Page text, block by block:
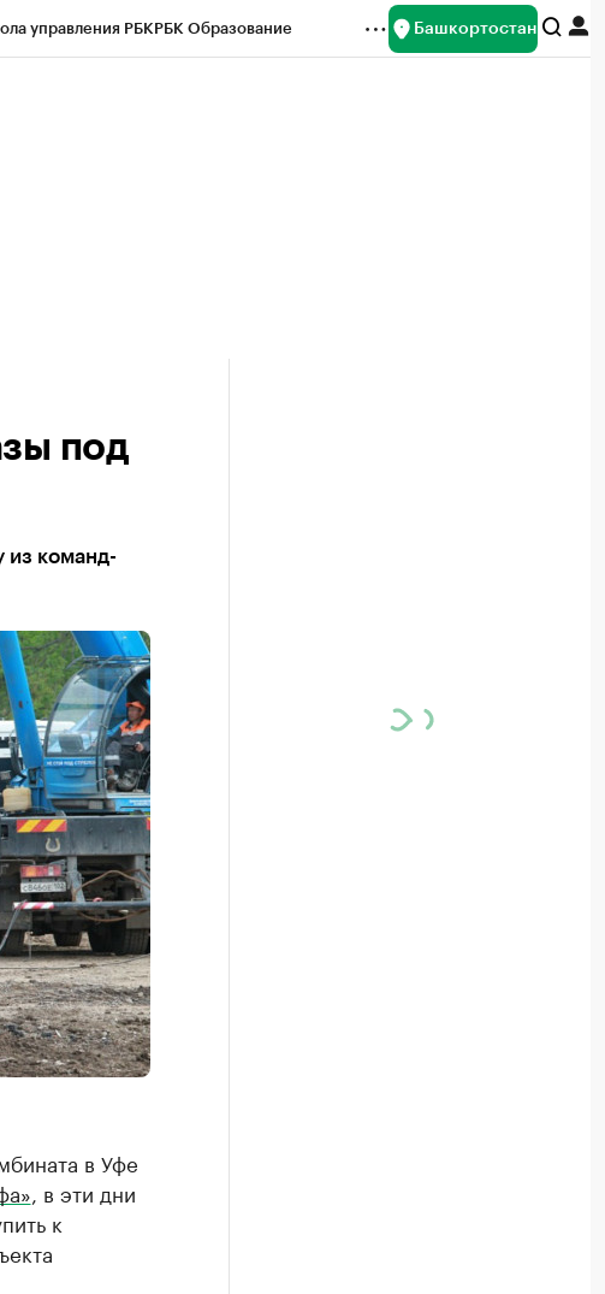
управления РБКРБК Образование Башкортостан
под
из команд-
в Уфе
, в эти дни
к